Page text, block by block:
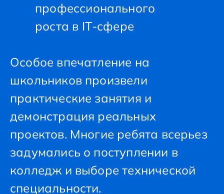
профессионального
роста в IT-сфере
Особое впечатление на
школьников произвели
практические занятия и
демонстрация реальных
проектов. Многие ребята всерьез
задумались о поступлении в
колледж и выборе технической
специальности.